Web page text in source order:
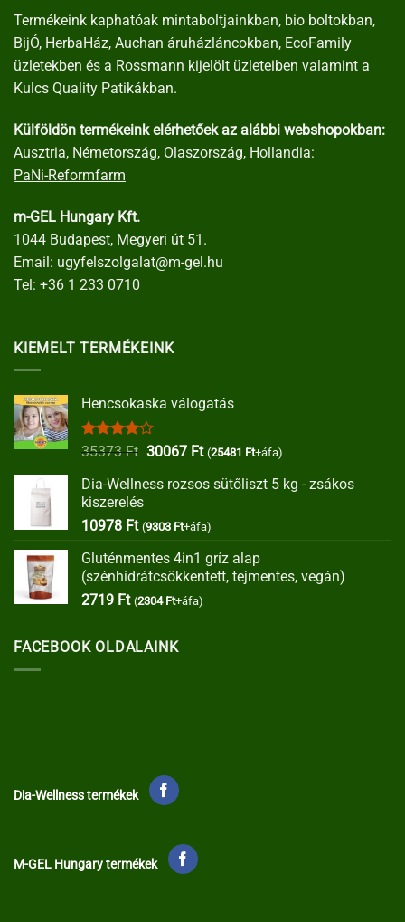
Termékeink kaphatóak mintaboltjainkban, bio boltokban,
BijÓ, HerbaHáz, Auchan áruházláncokban, EcoFamily
üzletekben és a Rossmann kijelölt üzleteiben valamint a
Kulcs Quality Patikákban.
Külföldön termékeink elérhetőek az alábbi webshopokban:
Ausztria, Németország, Olaszország, Hollandia:
PaNi-Reformfarm
m-GEL Hungary Kft.
1044 Budapest, Megyeri út 51.
Email: ugyfelszolgalat@m-gel.hu
Tel: +36 1 233 0710
KIEMELT TERMÉKEINK
Hencsokaska válogatás
Értékelés:
35373Ft Original
was:
30067 FtCurrent
is:
(25481 Ft+áfa)
Dia-Wellness rozsos sütőliszt 5 kg - zsákos
kiszerelés
10978 Ft (9303 Ft+áfa)
Gluténmentes 4in1 gríz alap
(szénhidrátcsökkentett, tejmentes, vegán)
2719 Ft (2304 Ft+áfa)
FACEBOOK OLDALAINK
Dia-Wellness termékek
M-GEL Hungary termékek